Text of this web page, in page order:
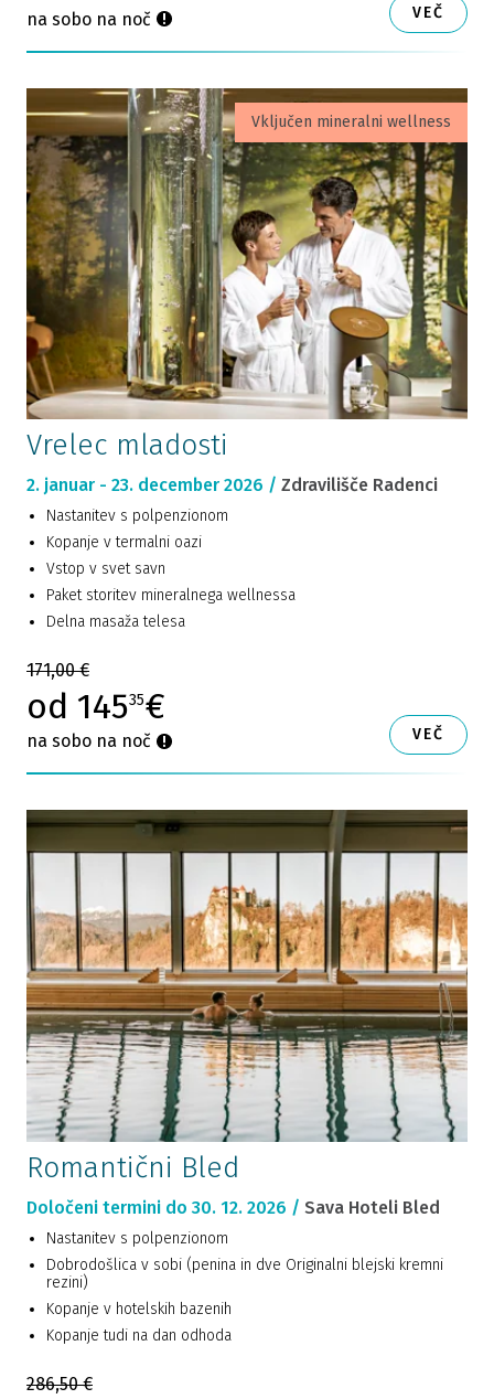
na sobo na noč VEČ
Vključen mineralni wellness
Vrelec mladosti
2. januar - 23. december 2026 / Zdravilišče Radenci
Nastanitev s polpenzionom
Kopanje v termalni oazi
Vstop v svet savn
Paket storitev mineralnega wellnessa
Delna masaža telesa
171,00 €
od 14535€
na sobo na noč VEČ
Romantični Bled
Določeni termini do 30. 12. 2026 / Sava Hoteli Bled
Nastanitev s polpenzionom
Dobrodošlica v sobi (penina in dve Originalni blejski kremni
rezini)
Kopanje v hotelskih bazenih
Kopanje tudi na dan odhoda
286,50 €